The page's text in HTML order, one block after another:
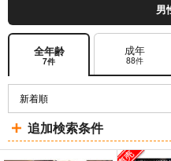
男
全年齢
7件
成年
88件
追加検索条件